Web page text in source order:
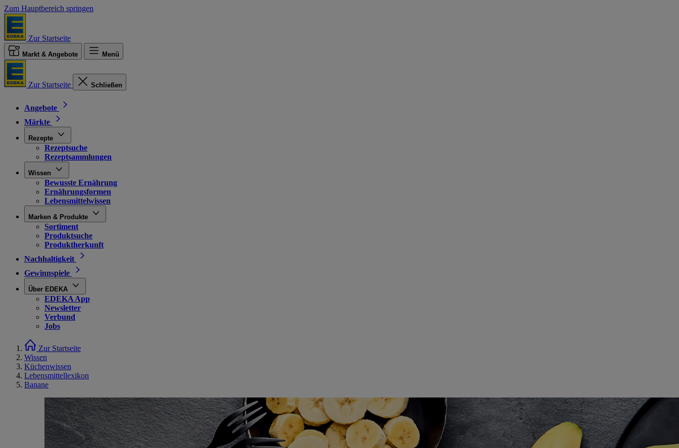
Zum Hauptbereich springen
Zur Startseite
Markt & Angebote Menü
Zur Startseite Schließen
Angebote
Märkte
Rezepte
Rezeptsuche
Rezeptsammlungen
Wissen
Bewusste Ernährung
Ernährungsformen
Lebensmittelwissen
Marken & Produkte
Sortiment
Produktsuche
Produktherkunft
Nachhaltigkeit
Gewinnspiele
Über EDEKA
EDEKA App
Newsletter
Verbund
Jobs
Zur Startseite
Wissen
Küchenwissen
Lebensmittellexikon
Banane